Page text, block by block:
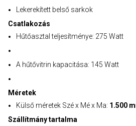
Lekerekített belső sarkok
Csatlakozás
Hűtőasztal teljesítménye: 275 Watt
A hűtővitrin kapacitása: 145 Watt
Méretek
Külső méretek Szé x Mé x Ma: 1.500
Szállítmány tartalma